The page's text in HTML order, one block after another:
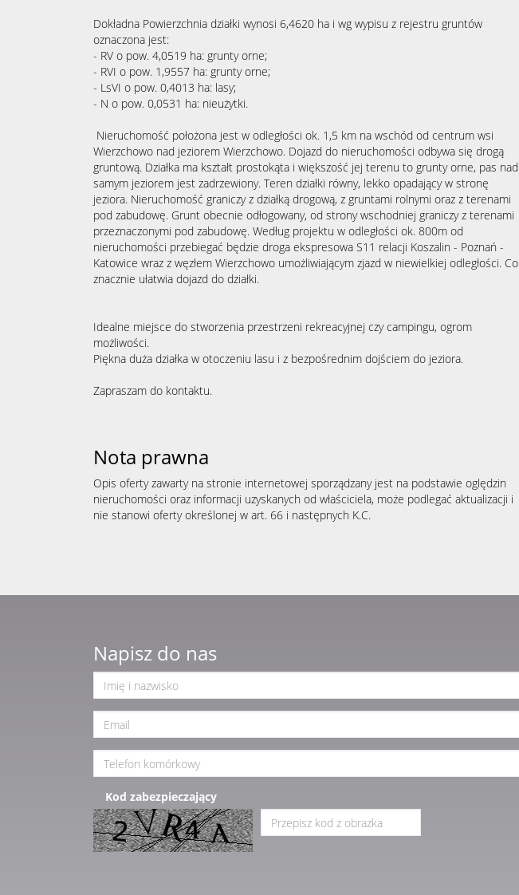
Dokładna Powierzchnia działki wynosi 6,4620 ha i wg wypisu z rejestru gruntów
oznaczona jest:
- RV o pow. 4,0519 ha: grunty orne;
- RVI o pow. 1,9557 ha: grunty orne;
- LsVI o pow. 0,4013 ha: lasy;
- N o pow. 0,0531 ha: nieużytki.
Nieruchomość położona jest w odległości ok. 1,5 km na wschód od centrum wsi
Wierzchowo nad jeziorem Wierzchowo. Dojazd do nieruchomości odbywa się drogą
gruntową. Działka ma kształt prostokąta i większość jej terenu to grunty orne, pas nad
samym jeziorem jest zadrzewiony. Teren działki równy, lekko opadający w stronę
jeziora. Nieruchomość graniczy z działką drogową, z gruntami rolnymi oraz z terenami
pod zabudowę. Grunt obecnie odłogowany, od strony wschodniej graniczy z terenami
przeznaczonymi pod zabudowę. Według projektu w odległości ok. 800m od
nieruchomości przebiegać będzie droga ekspresowa S11 relacji Koszalin - Poznań -
Katowice wraz z węzłem Wierzchowo umożliwiającym zjazd w niewielkiej odległości. Co
znacznie ułatwia dojazd do działki.
Idealne miejsce do stworzenia przestrzeni rekreacyjnej czy campingu, ogrom
możliwości.
Piękna duża działka w otoczeniu lasu i z bezpośrednim dojściem do jeziora.
Zapraszam do kontaktu.
Nota prawna
Opis oferty zawarty na stronie internetowej sporządzany jest na podstawie oględzin
nieruchomości oraz informacji uzyskanych od właściciela, może podlegać aktualizacji i
nie stanowi oferty określonej w art. 66 i następnych K.C.
Napisz do nas
Kod zabezpieczający